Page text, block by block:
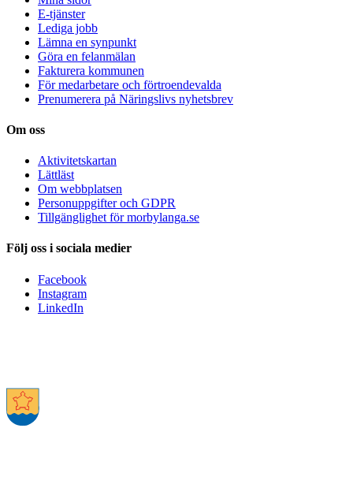
E-tjänster
Lediga jobb
Lämna en synpunkt
Göra en felanmälan
Fakturera kommunen
För medarbetare och förtroendevalda
Prenumerera på Näringslivs nyhetsbrev
Om oss
Aktivitetskartan
Lättläst
Om webbplatsen
Personuppgifter och GDPR
Tillgänglighet för morbylanga.se
Följ oss i sociala medier
Facebook
Instagram
LinkedIn